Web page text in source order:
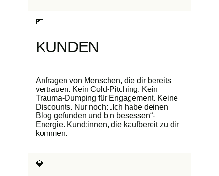
💶
KUNDEN
Anfragen von Menschen, die dir bereits
vertrauen. Kein Cold-Pitching. Kein
Trauma-Dumping für Engagement. Keine
Discounts. Nur noch: „Ich habe deinen
Blog gefunden und bin besessen“-
Energie. Kund:innen, die kaufbereit zu dir
kommen.
💎